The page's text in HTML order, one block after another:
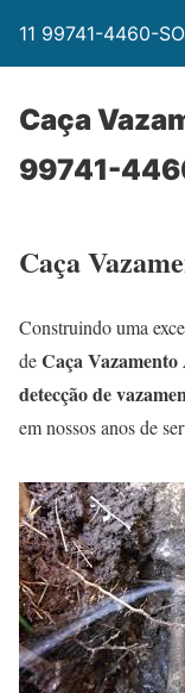
11 99741-4460-
Caça
99741-
Caça
Construindo uma
deCaça
detecção de
em nossos anos de